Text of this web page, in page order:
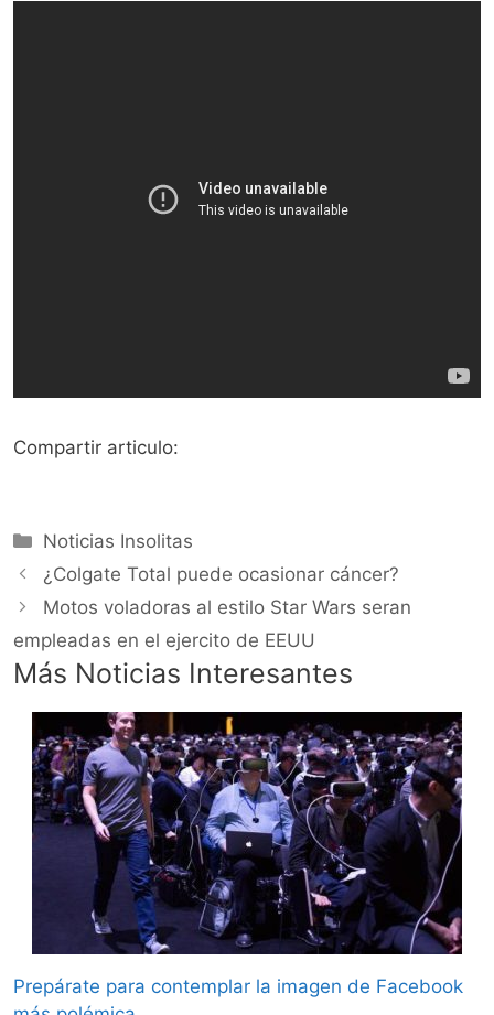
Compartir articulo:
Categorías
Noticias Insolitas
¿Colgate Total puede ocasionar cáncer?
Motos voladoras al estilo Star Wars seran
empleadas en el ejercito de EEUU
Más Noticias Interesantes
Prepárate para contemplar la imagen de Facebook